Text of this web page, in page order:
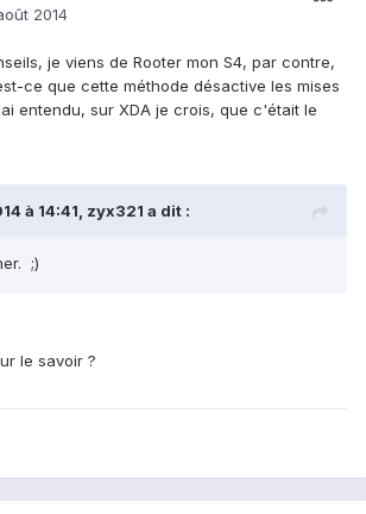
2014
je viens de Rooter mon S4, par contre,
ce que cette méthode désactive les mises
entendu, sur XDA je crois, que c'était le
à 14:41, zyx321 a dit :
;)
le savoir ?